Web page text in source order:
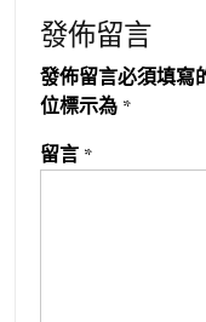
發佈留言
發佈留言必須填寫
位標示為 *
留言 *